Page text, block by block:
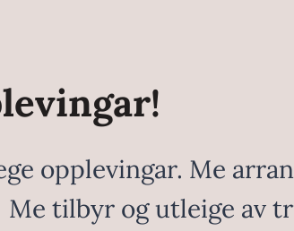
opplevingar. Me
tilbyr og utleige av